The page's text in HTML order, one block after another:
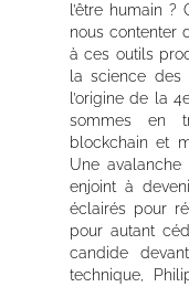
l’être humain ?
nous contenter
à ces outils
la science des
l’origine de la
sommes en
blockchain et
Une avalanche
enjoint à
éclairés pour
pour autant
candide
technique,